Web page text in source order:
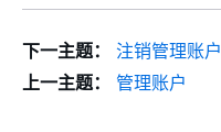
下一主题：
注销管理账户
上一主题：
管理账户